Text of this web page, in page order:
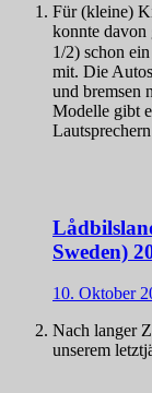
Für (kleine)
konnte davon
1/2) schon
mit. Die
und bremsen
Modelle gibt
Sweden)
10. Oktober
Nach langer
unserem